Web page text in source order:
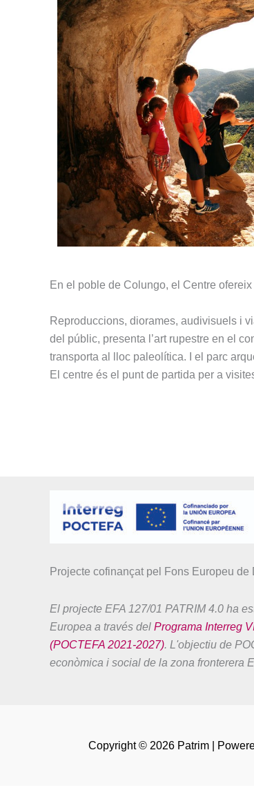
En el poble de Colungo, el Centre
Reproduccions, diorames, audivisuels i
del públic, presenta l’art rupestre en el
transporta al lloc paleolítica. I el parc
El centre és el punt de partida per a
Projecte cofinançat pel Fons Europeu
El projecte EFA 127/01 PATRIM 4.0 ha
Europea a través del Programa Interreg
(POCTEFA 2021-2027). L'objectiu de
econòmica i social de la zona fronterera
Copyright © 2026 Patrim |